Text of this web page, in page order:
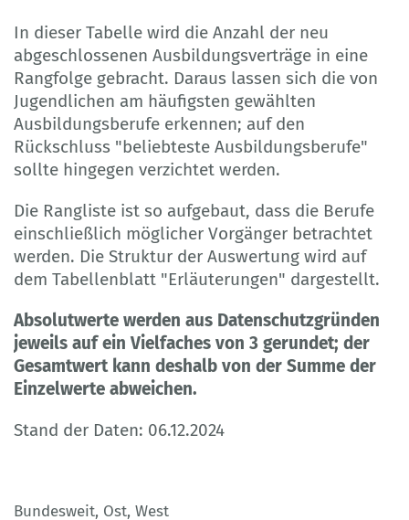
In dieser Tabelle wird die Anzahl der neu
abgeschlossenen Ausbildungsverträge in eine
Rangfolge gebracht. Daraus lassen sich die von
Jugendlichen am häufigsten gewählten
Ausbildungsberufe erkennen; auf den
Rückschluss "beliebteste Ausbildungsberufe"
sollte hingegen verzichtet werden.
Die Rangliste ist so aufgebaut, dass die Berufe
einschließlich möglicher Vorgänger betrachtet
werden. Die Struktur der Auswertung wird auf
dem Tabellenblatt "Erläuterungen" dargestellt.
Absolutwerte werden aus Datenschutzgründen
jeweils auf ein Vielfaches von 3 gerundet; der
Gesamtwert kann deshalb von der Summe der
Einzelwerte abweichen.
Stand der Daten: 06.12.2024
Bundesweit, Ost, West